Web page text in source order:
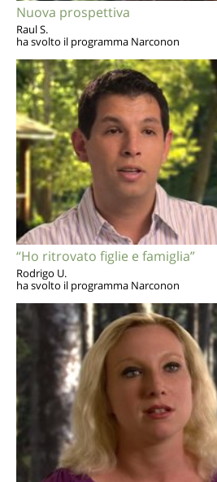
Nuova prospettiva
Raul S.
ha svolto il programma Narconon
“Ho ritrovato figlie e famiglia”
Rodrigo U.
ha svolto il programma Narconon